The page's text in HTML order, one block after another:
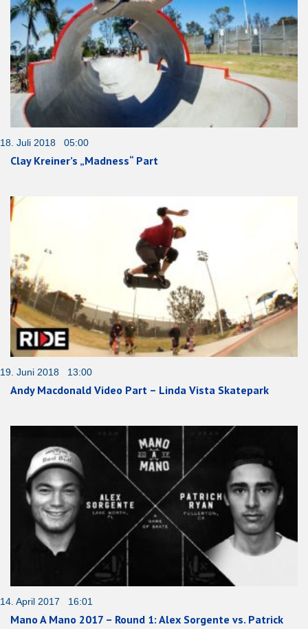
18. Juli 2018 05:00
Clay Kreiner’s „Madness“ Part
19. Juni 2018 13:00
Andy Macdonald Video Part – Linda Vista Skatepark
14. April 2017 16:01
Mano A Mano 2017 – Round 1: Alex Sorgente vs. Patrick